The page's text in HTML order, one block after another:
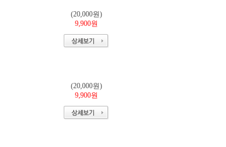
(20,000원)
9,900원
(20,000원)
9,900원